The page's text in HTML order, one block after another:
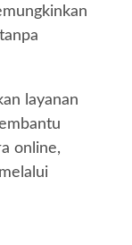
layanan
online,